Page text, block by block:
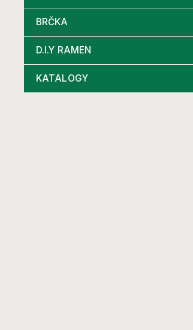
BRČKA
D.I.Y RAMEN
KATALOGY